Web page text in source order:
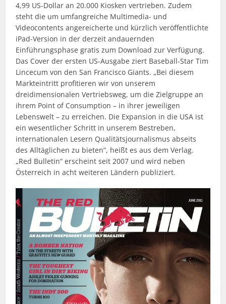
4,99 US-Dollar an 20.000 Kiosken vertrieben. Zudem
steht die um umfangreiche Multimedia- und
Videocontents angereicherte und kürzlich veröffentlichte
iPad-Version in der derzeit andauernden
Einführungsphase gratis zum Download zur Verfügung.
Das Cover der ersten US-Ausgabe ziert Baseball-Star Tim
Lincecum von den San Francisco Giants. „Bei diesem
Markteintritt profitieren wir von unserem
dreidimensionalen Vertriebsweg, um die Zielgruppe an
ihrem Point of Consumption – in ihrer jeweiligen
Lebenswelt – zu erreichen. Die Expansion in die USA ist
ein wesentlicher Schritt in unserem Bestreben,
internationalen Lesern Qualitätsjournalismus abseits
des Alltäglichen zu bieten”, heißt es aus dem Verlag.
„Red Bulletin“ erscheint seit 2007 und wird neben
Österreich in acht weiteren Ländern publiziert.